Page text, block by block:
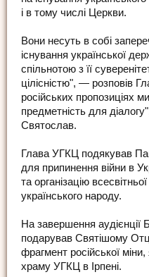
і в тому числі Церкви.
Вони несуть в собі
існування української
спільнотою з її
цілісністю", — розповів
російських пропозиціях
предметність для
Святослав.
Глава УГКЦ подякував
для припинення війни в
та організацію
українського народу.
На завершення
подарував Святішому
фрагмент російської
храму УГКЦ в Ірпені.